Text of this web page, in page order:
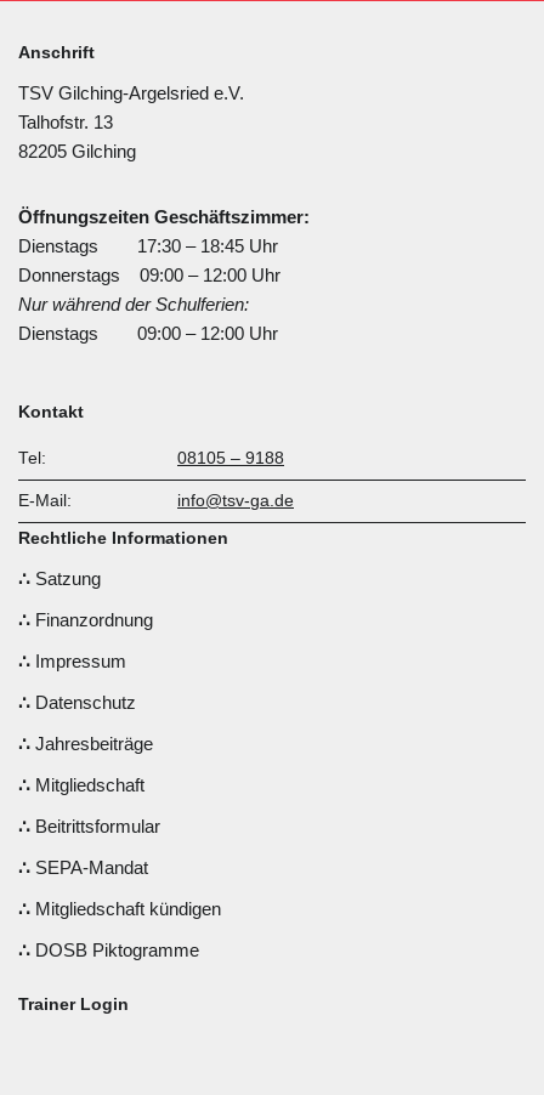
Anschrift
TSV Gilching-Argelsried e.V.
Talhofstr. 13
82205 Gilching
Öffnungszeiten Geschäftszimmer:
Dienstags 17:30 – 18:45 Uhr
Donnerstags 09:00 – 12:00 Uhr
Nur während der Schulferien:
Dienstags 09:00 – 12:00 Uhr
Kontakt
Tel: 08105 – 9188
E-Mail: info@tsv-ga.de
Rechtliche Informationen
Satzung
Finanzordnung
Impressum
Datenschutz
Jahresbeiträge
Mitgliedschaft
Beitrittsformular
SEPA-Mandat
Mitgliedschaft kündigen
DOSB Piktogramme
Trainer Login